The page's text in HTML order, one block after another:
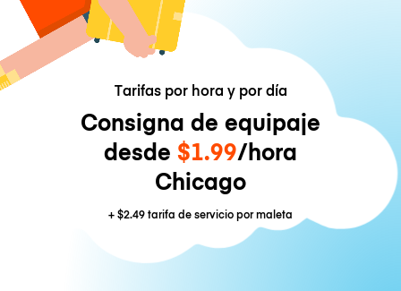
Tarifas por hora y por día
Consigna de equipaje
desde $1.99/hora
Chicago
+$2.49tarifa de servicio por maleta